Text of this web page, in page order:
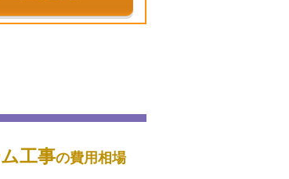
工事の費用相場